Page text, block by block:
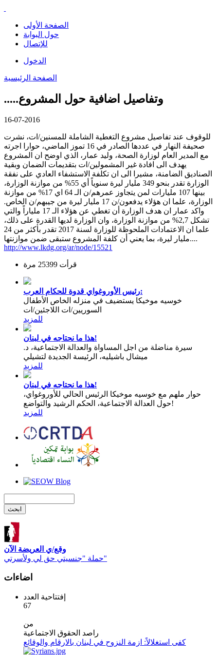
الصفحة الأولى
حول البوابة
للإتصال
الدخول
الصفحة الرئيسية
.....وتفاصيل اضافية حول المشروع
16-07-2016
للوقوف عند تفاصيل مشروع التغطية الشاملة للمسنين/ات، نشرت
صحيفة النهار في عددها الصادر في 16 تموز الماضي، حوارا اجرته
مع المدير العام لوزارة الصحة، وليد عمار، الذي اوضح ان المشروع
يهدف الى افادة غير المشمولين/ات بتقديمات الضمان وبقية
الصناديق الضامنة، مشيرا الى ان تكلفة الاستشفاء العادي على نفقة
الوزارة تقدر بنحو 349 مليار ليرة سنوياً أي 55% من موازنة الوزارة،
بينها 107 مليارات لمن يتجاوز عمرهم/ن الـ 64 اي 17% من موازنة
الوزارة، علما ان هؤلاء يدفعون/ن 17 مليار ليرة من جيبهم/ن الخاص.
واكد عمار ان هدف الوزارة أن تغطي عن هؤلاء الـ 17 ملياراً والتي
تشكل 2,7% من موازنة الوزارة، وان الوزارة لديها القدرة على ذلك،
علما ان الاعتمادات الملحوظة للوزارة لسنة 2017 تقدر بأكثر من 24
مليار ليرة، بما يعني أن كلفة المشروع ستبقى ضمن موازنتها....
http://www.lkdg.org/ar/node/15521
قرأت 25399 مرة
رئيس الأوروغواي قدوة للحكام العرب:
خوسيه موخيكا يستضيف في منزله الخاص الأطفال
السوريين/ات اللاجئين/ات
للمزيد
هذا ما نحتاجه في لبنان!
سيرة مناضلة من اجل المساواة والعدالة الاجتماعية، د.
ميشال باشيليه، الرئيسة الجديدة لتشيلي
للمزيد
هذا ما نحتاجه في لبنان!
حوار ملهم مع خوسيه موخيكا الرئيس الحالي للأوروغواي،
حول العدالة الاجتماعية، الحكم الرشيد والتواضع!
للمزيد
وقع/ي العريضة الآن
حملة "جنسيتي حق لي ولأسرتي"
اضاءات
إفتتاحية العدد
67
من
راصد الحقوق الاجتماعية
كفى استغلالاً: ازمة النزوح في لبنان بالارقام والوقائع